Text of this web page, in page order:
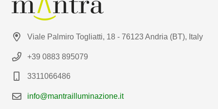
Viale Palmiro Togliatti, 18 - 76123 Andria (BT), Italy
+39 0883 895079
3311066486
info@mantrailluminazione.it